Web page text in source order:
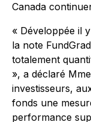
Canada
« Développée il
la note
totalement
», a déclaré
investisseurs,
fonds une
performance